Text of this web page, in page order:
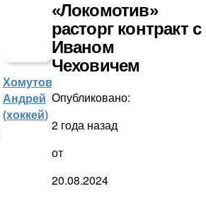
Хомутов
Андрей
(хоккей)
«Локомотив»
расторг контракт с
Иваном
Чеховичем
Опубликовано:
2 года назад
от
20.08.2024